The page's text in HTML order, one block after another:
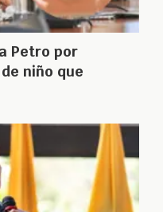
Petro por
niño que